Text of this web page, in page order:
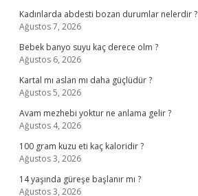
Kadınlarda abdesti bozan durumlar nelerdir ?
Ağustos 7, 2026
Bebek banyo suyu kaç derece olm ?
Ağustos 6, 2026
Kartal mı aslan mı daha güçlüdür ?
Ağustos 5, 2026
Avam mezhebi yoktur ne anlama gelir ?
Ağustos 4, 2026
100 gram kuzu eti kaç kaloridir ?
Ağustos 3, 2026
14 yaşında güreşe başlanır mı ?
Ağustos 3, 2026